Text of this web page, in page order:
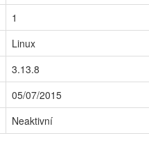
1
Linux
3.13.8
05/07/2015
Neaktivní